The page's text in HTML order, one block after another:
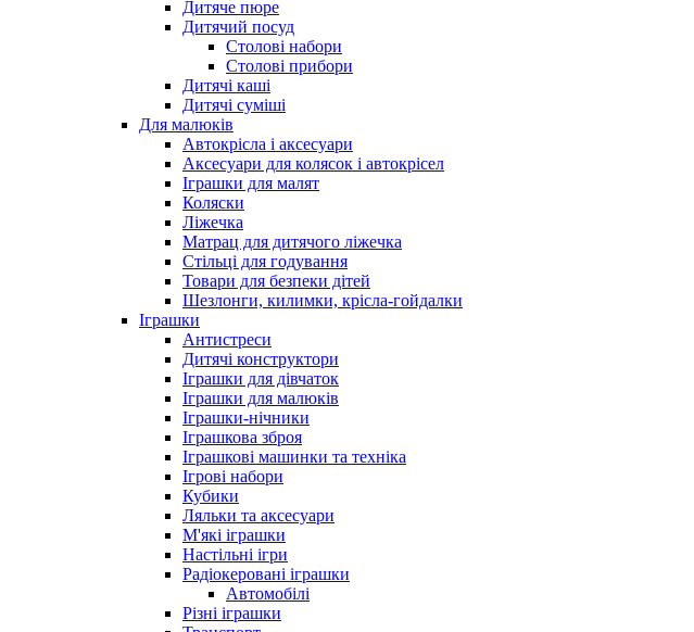
Дитяче пюре
Дитячий посуд
Столові набори
Столові прибори
Дитячі каші
Дитячі суміші
Для малюків
Автокрісла і аксесуари
Аксесуари для колясок і автокрісел
Іграшки для малят
Коляски
Ліжечка
Матрац для дитячого ліжечка
Стільці для годування
Товари для безпеки дітей
Шезлонги, килимки, крісла-гойдалки
Іграшки
Антистреси
Дитячі конструктори
Іграшки для дівчаток
Іграшки для малюків
Іграшки-нічники
Іграшкова зброя
Іграшкові машинки та техніка
Ігрові набори
Кубики
Ляльки та аксесуари
М'які іграшки
Настільні ігри
Радіокеровані іграшки
Автомобілі
Різні іграшки